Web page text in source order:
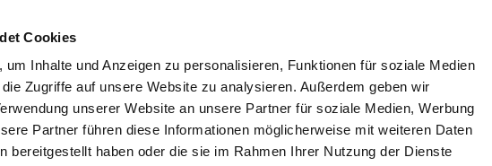
Cookies
Inhalte und Anzeigen zu personalisieren, Funktionen für soziale Medien
Zugriffe auf unsere Website zu analysieren. Außerdem geben wir
unserer Website an unsere Partner für soziale Medien, Werbung
Partner führen diese Informationen möglicherweise mit weiteren Daten
bereitgestellt haben oder die sie im Rahmen Ihrer Nutzung der Dienste
Versprechen an dich: